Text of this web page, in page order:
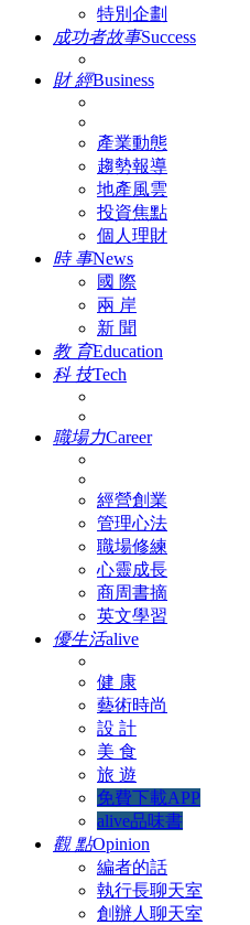
特別企劃
成功者故事Success
財 經Business
產業動態
趨勢報導
地產風雲
投資焦點
個人理財
時 事News
國 際
兩 岸
新 聞
教 育Education
科 技Tech
職場力Career
經營創業
管理心法
職場修練
心靈成長
商周書摘
英文學習
優生活alive
健 康
藝術時尚
設 計
美 食
旅 遊
免費下載APP
alive品味書
觀 點Opinion
編者的話
執行長聊天室
創辦人聊天室